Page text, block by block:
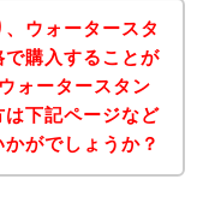
ウォータースタ
購入することが
ォータースタン
は下記ページなど
がでしょうか？